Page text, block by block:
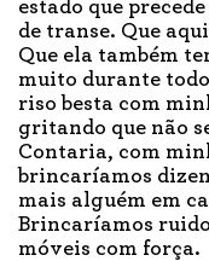
estado que
de transe. Que
Que ela também
muito durante
riso besta com
gritando que não
Contaria, com
brincaríamos
mais alguém em
Brincaríamos
móveis com força.